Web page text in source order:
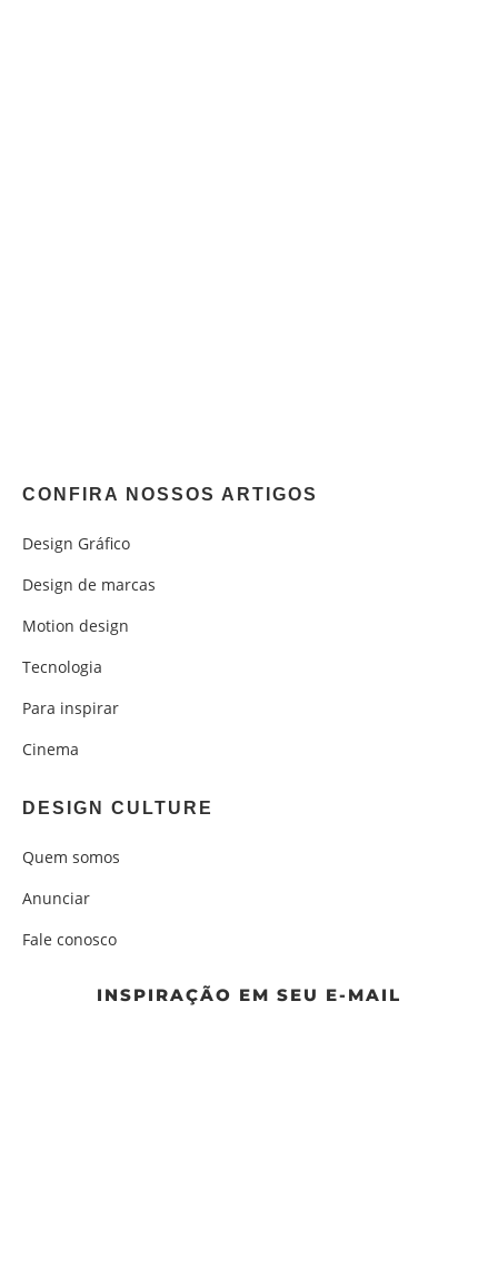
CONFIRA NOSSOS ARTIGOS
Design Gráfico
Design de marcas
Motion design
Tecnologia
Para inspirar
Cinema
DESIGN CULTURE
Quem somos
Anunciar
Fale conosco
INSPIRAÇÃO EM SEU E-MAIL